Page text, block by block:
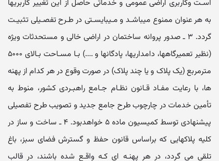
اسـت وکاربری اراضی عمومی و خدماتی حاصل از این تغییر کاربریها
به هر عنوان ممنوع میباشـد و مـیبایسـتی در طـرح تفصـیلی تثبیـت
گردد. ۳ ـ صدور پروانه ساختمان در اراضی خالی و مستحدثات ویژه
(نظیر تعمیرگاهها، دامداریها، پادگانها و ....) بـا مسـاحت بـالای ۵۰۰۰
مترمربع (یک پلاک و یا چند پلاک) در صورت وقوع در هر کدام از پهنه
ها، با رعایت مفـاد قـانون نظـام جـامع راهبـردی کشور، منوط به
تأمین خدمات در چارچوب طرح جامع جدید و تصویب طرح تفصیلی
پیشنهادی توسط کمیسیون ماده ۵ خواهدبود. ۴ ـ ساخت و ساز در
کلیه پلاکهایی که براساس قانون حفظ و گسترش فضای سبز، باغ
تلقی می گردد، در هر پهنـه ای کـه واقـع شده باشند، در قالب